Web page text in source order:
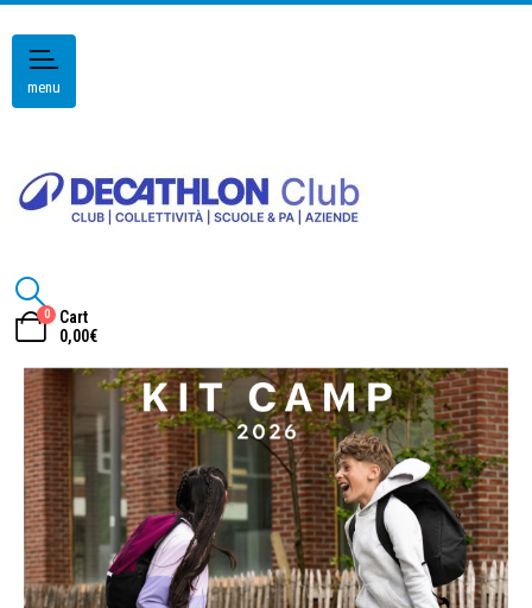
menu
0
Cart
0,00€